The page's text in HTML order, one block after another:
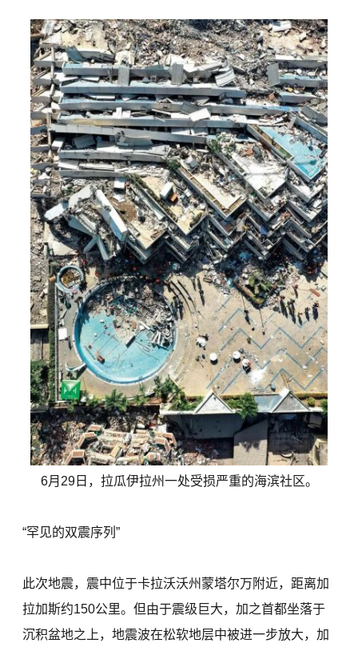
6月29日，拉瓜伊拉州一处受损严重的海滨社区。
“罕见的双震序列”
此次地震，震中位于卡拉沃沃州蒙塔尔万附近，距离加
拉加斯约150公里。但由于震级巨大，加之首都坐落于
沉积盆地之上，地震波在松软地层中被进一步放大，加